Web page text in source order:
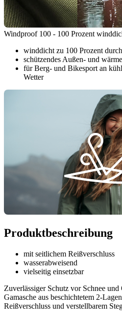
Windproof 100 - 100 Prozent
winddicht zu 100 Prozent
schützendes Außen- und
für Berg- und Bikesport an
Wetter
Produktbeschreibung
mit seitlichem Reißverschluss
wasserabweisend
vielseitig einsetzbar
Zuverlässiger Schutz vor Schnee
Gamasche aus beschichtetem 2-
Reißverschluss und verstellbarem